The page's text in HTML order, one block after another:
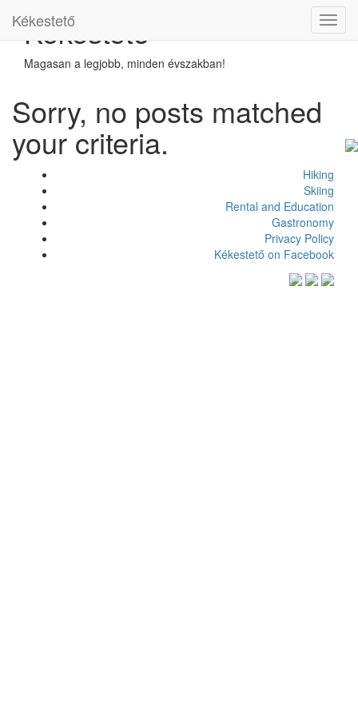
Kékestető
Kékestető
Magasan a legjobb, minden évszakban!
Sorry, no posts matched
your criteria.
Hiking
Skiing
Rental and Education
Gastronomy
Privacy Policy
Kékestető on Facebook